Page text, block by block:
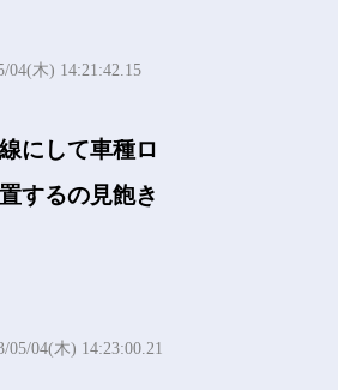
04(木) 14:21:42.15
にして車種ロ
するの見飽き
05/04(木) 14:23:00.21